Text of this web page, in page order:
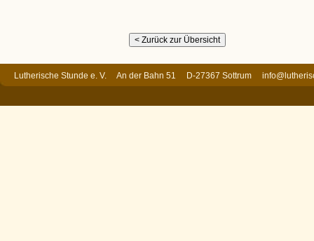
Lutherische Stunde e. V. An der Bahn 51 D-27367 Sottrum